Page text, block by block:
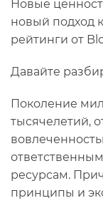
Новые
новый подход
рейтинги от
Давайте
Поколение
тысячелетий,
ресурсам.
принципы и